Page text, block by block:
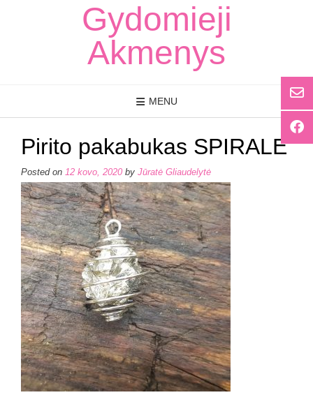
Gydomieji
Akmenys
MENU
Pirito pakabukas SPIRALE
Posted on 12 kovo, 2020 by Jūratė Gliaudelytė